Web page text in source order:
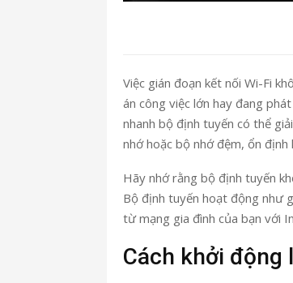
Việc gián đoạn kết nối Wi-Fi
án công việc lớn hay đang
nhanh bộ định tuyến có thể
nhớ hoặc bộ nhớ đệm, ổn
Hãy nhớ rằng bộ định tuyến
Bộ định tuyến hoạt động như
từ mạng gia đình của bạn với
Cách khởi động